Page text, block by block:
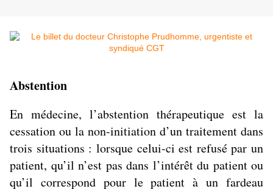
Abstention
En médecine, l’abstention thérapeutique est la
cessation ou la non-initiation d’un traitement dans
trois situations : lorsque celui-ci est refusé par un
patient, qu’il n’est pas dans l’intérêt du patient ou
qu’il correspond pour le patient à un fardeau